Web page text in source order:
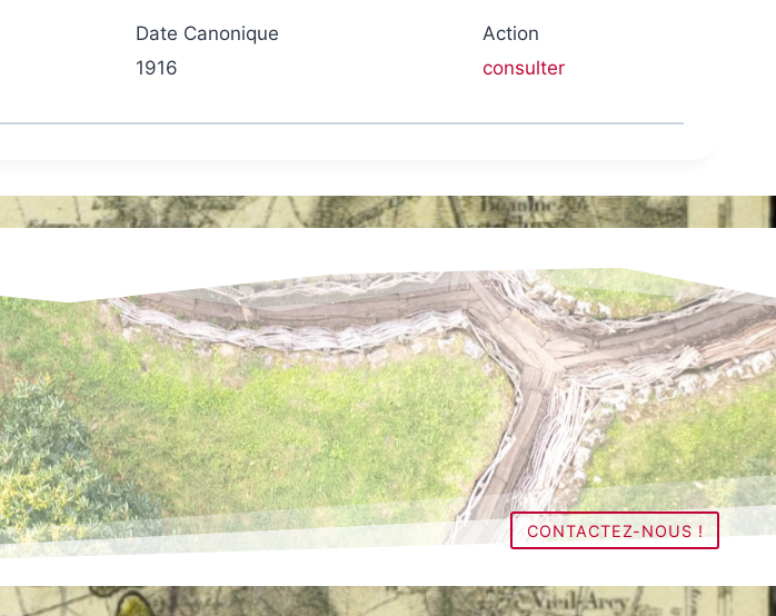
Date Canonique
Action
1916 consulter
CONTACTEZ-NOUS !